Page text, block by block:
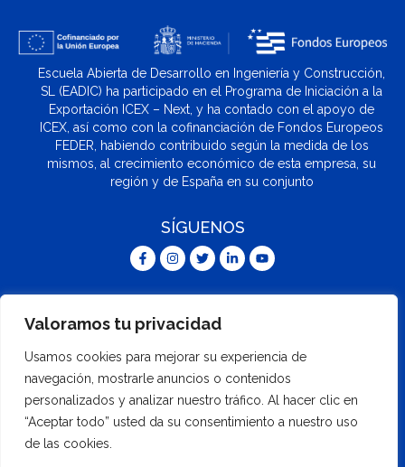
Valoramos tu privacidad
Usamos cookies para mejorar su experiencia de
navegación, mostrarle anuncios o contenidos
personalizados y analizar nuestro tráfico. Al hacer clic en
“Aceptar todo” usted da su consentimiento a nuestro uso
de las cookies.
Escuela Abierta de Desarrollo en Ingeniería y Construcción,
SL (EADIC) ha participado en el Programa de Iniciación a la
Exportación ICEX – Next, y ha contado con el apoyo de
ICEX, así como con la cofinanciación de Fondos Europeos
FEDER, habiendo contribuido según la medida de los
mismos, al crecimiento económico de esta empresa, su
región y de España en su conjunto
SÍGUENOS
F
a
o
-
f
I
n
r
m
T
w
r
L
i
-
i
n
Y
o
© EADIC 2022. Todos los derechos reservados.
Aviso legal Política de Calidad y Medio Ambiente
Política de Cookies
Términos y Condiciones de Venta Online
Política integrada
Miembro de